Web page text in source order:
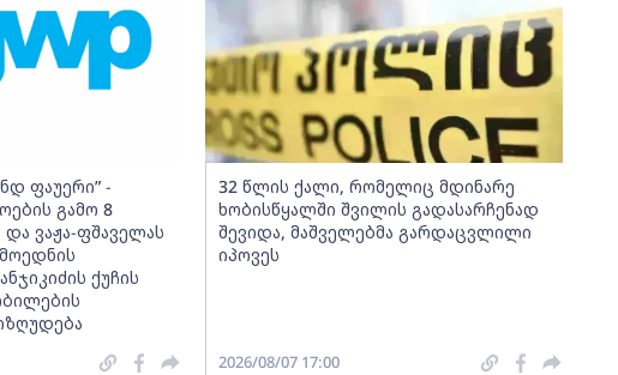
ფაუერი” -
გამო 8
და ვაჟა-ფშაველას
ქუჩის
32 წლის ქალი, რომელიც მდინარე
ხობისწყალში შვილის გადასარჩენად
შევიდა, მაშველებმა გარდაცვლილი
იპოვეს
2026/08/07 17:00